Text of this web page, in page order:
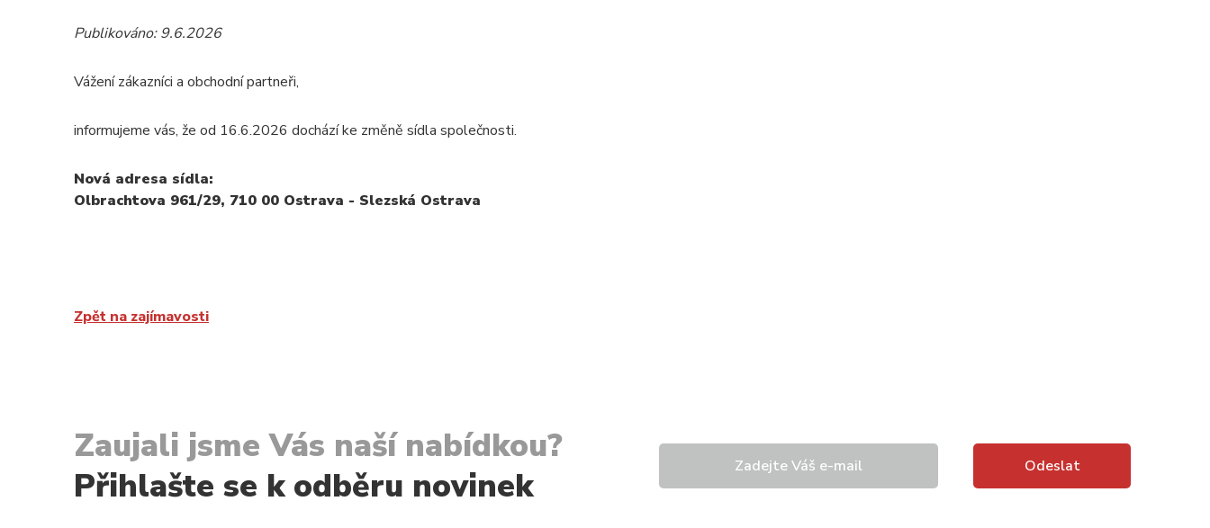
Publikováno: 9.6.2026
Vážení zákazníci a obchodní partneři,
informujeme vás, že od 16.6.2026 dochází ke změně sídla společnosti.
Nová adresa sídla:
Olbrachtova 961/29, 710 00 Ostrava - Slezská Ostrava
Zpět na zajímavosti
Zaujali jsme Vás naší nabídkou?
Přihlašte se k odběru novinek